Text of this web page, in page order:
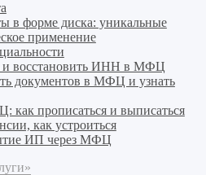
в форме диска: уникальные
применение
и восстановить ИНН в МФЦ
документов в МФЦ и узнать
как прописаться и выписаться
как устроиться
ИП через МФЦ